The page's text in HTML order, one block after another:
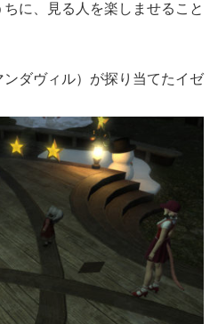
に、見る人を楽しませること
ダヴィル）が探り当てたイゼ